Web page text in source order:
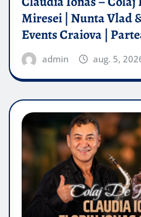
Miresei | Nunta Vlad
Events Craiova |
admin aug. 5,